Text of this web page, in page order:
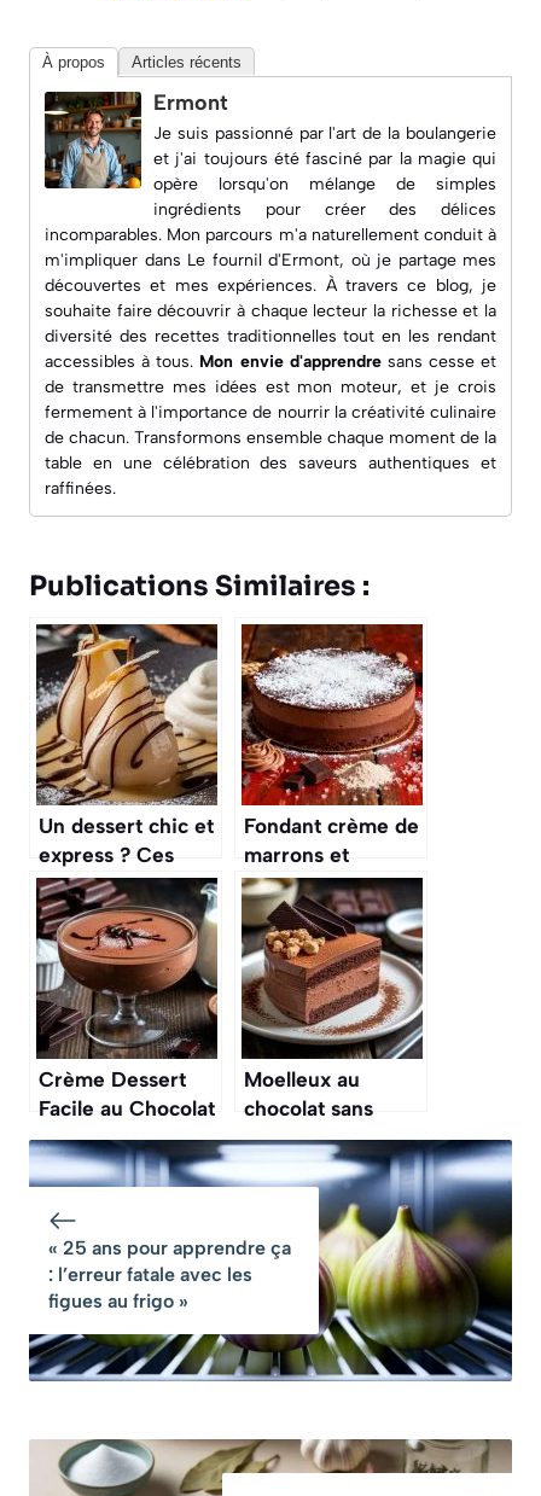
À propos Articles récents
Ermont
Je suis passionné par l'art de la boulangerie
et j'ai toujours été fasciné par la magie qui
opère lorsqu'on mélange de simples
ingrédients pour créer des délices
incomparables. Mon parcours m'a naturellement conduit à
m'impliquer dans Le fournil d'Ermont, où je partage mes
découvertes et mes expériences. À travers ce blog, je
souhaite faire découvrir à chaque lecteur la richesse et la
diversité des recettes traditionnelles tout en les rendant
accessibles à tous. Mon envie d'apprendresans cesse et
de transmettre mes idées est mon moteur, et je crois
fermement à l'importance de nourrir la créativité culinaire
de chacun. Transformons ensemble chaque moment de la
table en une célébration des saveurs authentiques et
raffinées.
Publications Similaires :
Un dessert chic et
express ? Ces
poires Belle-
Hélène revisitées
sont prêtes en 20
minutes
Fondant crème de
marrons et
chocolat : la
recette inratable
Crème Dessert
Facile au Chocolat
: recette
Onctueuse et
Moelleux au
chocolat sans
cuisson : un
dessert express
inratable
« 25 ans pour apprendre ça
: l’erreur fatale avec les
figues au frigo »